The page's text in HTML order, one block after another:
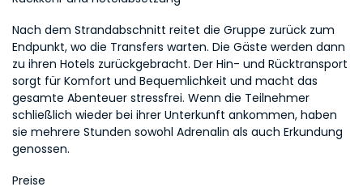
Nach dem Strandabschnitt reitet die Gruppe zurück zum
Endpunkt, wo die Transfers warten. Die Gäste werden dann
zu ihren Hotels zurückgebracht. Der Hin- und Rücktransport
sorgt für Komfort und Bequemlichkeit und macht das
gesamte Abenteuer stressfrei. Wenn die Teilnehmer
schließlich wieder bei ihrer Unterkunft ankommen, haben
sie mehrere Stunden sowohl Adrenalin als auch Erkundung
genossen.
Preise